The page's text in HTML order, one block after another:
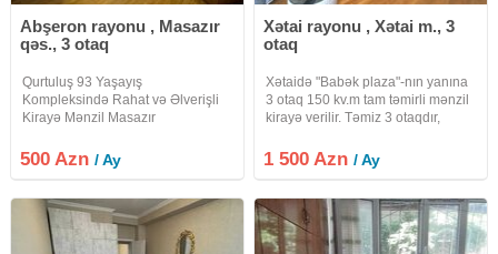
Abşeron rayonu , Masazır
qəs., 3 otaq
Qurtuluş 93 Yaşayış
Kompleksində Rahat və Əlverişli
Kirayə Mənzil Masazır
93 yaşayış kompleksində, 4-cü
mərtəbədə olan səliqəli və baxımlı
yerləşmə
500 Azn/ Ay
Xətai rayonu , Xətai m., 3
otaq
Xətaidə "Babək plaza"-nın yanına
3 otaq 150 kv.m tam təmirli mənzil
kirayə verilir. Təmiz 3 otaqdır,
görsənən bütün əşya və
avadanlıqlar hamısı evə
1 500 Azn/ Ay